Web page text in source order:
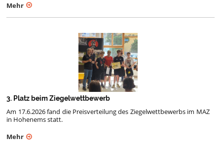
Mehr
3. Platz beim Ziegelwettbewerb
Am 17.6.2026 fand die Preisverteilung des Ziegelwettbewerbs im MAZ
in Hohenems statt.
Mehr